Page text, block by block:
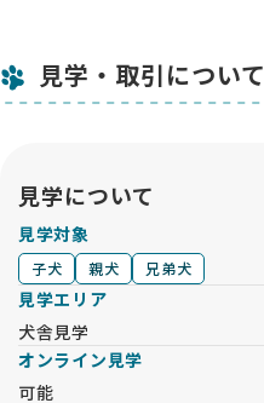
見学・取引について
見学について
見学対象
子犬 親犬 兄弟犬
見学エリア
犬舎見学
オンライン見学
可能